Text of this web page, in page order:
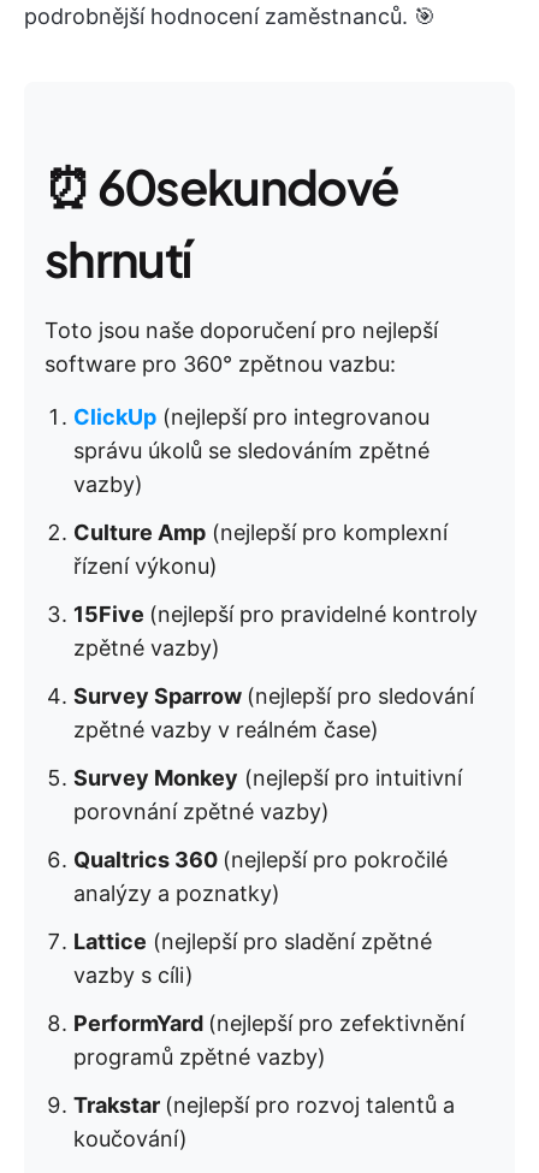
podrobnější hodnocení zaměstnanců. 🎯
⏰ 60sekundové
shrnutí
Toto jsou naše doporučení pro nejlepší
software pro 360° zpětnou vazbu:
ClickUp (nejlepší pro integrovanou
správu úkolů se sledováním zpětné
vazby)
Culture Amp (nejlepší pro komplexní
řízení výkonu)
15Five (nejlepší pro pravidelné kontroly
zpětné vazby)
Survey Sparrow (nejlepší pro sledování
zpětné vazby v reálném čase)
Survey Monkey (nejlepší pro intuitivní
porovnání zpětné vazby)
Qualtrics 360 (nejlepší pro pokročilé
analýzy a poznatky)
Lattice (nejlepší pro sladění zpětné
vazby s cíli)
PerformYard (nejlepší pro zefektivnění
programů zpětné vazby)
Trakstar (nejlepší pro rozvoj talentů a
koučování)